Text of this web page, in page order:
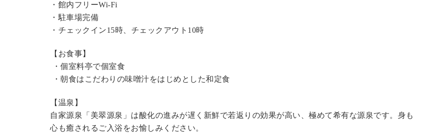
・館内フリーWi-Fi
・駐車場完備
・チェックイン15時、チェックアウト10時
【お食事】
・個室料亭で個室食
・朝食はこだわりの味噌汁をはじめとした和定食
【温泉】
自家源泉「美翠源泉」は酸化の進みが遅く新鮮で若返りの効果が高い、極めて希有な源泉です。身も
心も癒されるご入浴をお愉しみください。